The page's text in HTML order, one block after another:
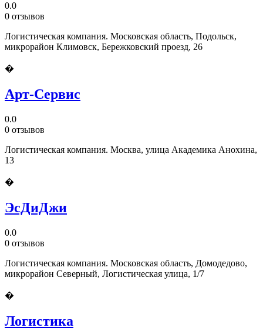
0.0
0 отзывов
Логистическая компания. Московская область, Подольск,
микрорайон Климовск, Бережковский проезд, 26
�
Арт-Сервис
0.0
0 отзывов
Логистическая компания. Москва, улица Академика Анохина,
13
�
ЭсДиДжи
0.0
0 отзывов
Логистическая компания. Московская область, Домодедово,
микрорайон Северный, Логистическая улица, 1/7
�
Логистика